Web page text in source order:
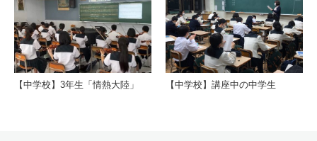
【中学校】3年生「情熱大陸」 【中学校】講座中の中学生